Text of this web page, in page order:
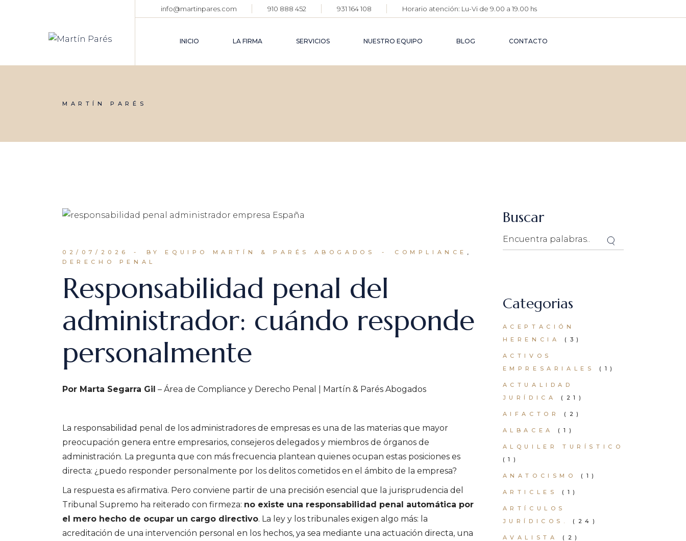
info@martinpares.com 910 888 452 931 164 108 Horario atención: Lu-Vi de 9.00 a 19.00 hs
INICIO LA FIRMA SERVICIOS NUESTRO EQUIPO BLOG CONTACTO
MARTÍN PARÉS
02/07/2026 BY EQUIPO MARTÍN & PARÉS ABOGADOS
COMPLIANCE
DERECHO PENAL
Responsabilidad penal del
administrador: cuándo responde
personalmente
Por Marta Segarra Gil – Área de Compliance y Derecho Penal | Martín & Parés Abogados
La responsabilidad penal de los administradores de empresas es una de las materias que mayor
preocupación genera entre empresarios, consejeros delegados y miembros de órganos de
administración. La pregunta que con más frecuencia plantean quienes ocupan estas posiciones es
directa: ¿puedo responder personalmente por los delitos cometidos en el ámbito de la empresa?
La respuesta es afirmativa. Pero conviene partir de una precisión esencial que la jurisprudencia del
Tribunal Supremo ha reiterado con firmeza: no existe una responsabilidad penal automática por
el mero hecho de ocupar un cargo directivo. La ley y los tribunales exigen algo más: la
acreditación de una intervención personal en los hechos, ya sea mediante una actuación directa, una
Buscar
Search
Categorias
ACEPTACIÓN
HERENCIA
(3)
ACTIVOS
EMPRESARIALES
(1)
ACTUALIDAD
JURÍDICA
(21)
AIFACTOR (2)
ALBACEA (1)
ALQUILER TURÍSTICO
(1)
ANATOCISMO (1)
ARTICLES (1)
ARTÍCULOS
JURÍDICOS.
(24)
AVALISTA (2)